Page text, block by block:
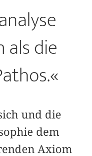
die
und die
dem
Axiom